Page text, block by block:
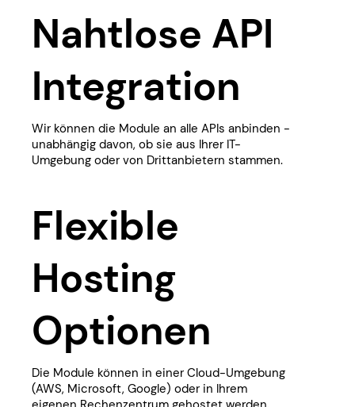
Nahtlose API
Integration
​​Wir können die Module an alle APIs anbinden -
unabhängig davon, ob sie aus Ihrer IT-
Umgebung oder von Drittanbietern stammen.
Flexible
Hosting
Optionen
​​Die Module können in einer Cloud-Umgebung
(AWS, Microsoft, Google) oder in Ihrem